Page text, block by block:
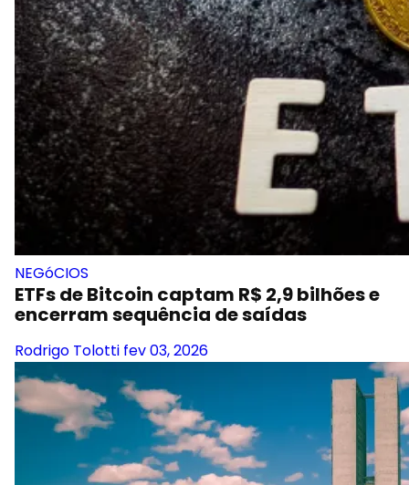
NEGóCIOS
ETFs de Bitcoin captam R$ 2,9 bilhões e
encerram sequência de saídas
Rodrigo Tolotti fev 03, 2026